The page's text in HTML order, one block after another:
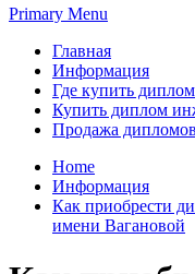
Primary Menu
Главная
Информация
Где купить
Купить диплом
Продажа
Home
Информация
Как приобрести
имени Вагановой